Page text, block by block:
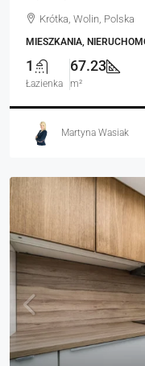
Krótka, Wolin, Polska
MIESZKANIA,
1
Łazienka
67.23
m²
Martyna Wasiak